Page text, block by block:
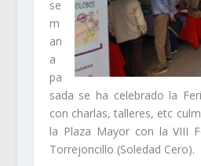
se
m
an
a
pa
sada se ha celebrado la
con charlas, talleres, etc
la Plaza Mayor con la VIII
Torrejoncillo (Soledad Cero).